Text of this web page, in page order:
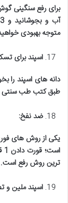
برای رفع سنگینی
متوجه بهبودی
اسپند برای
دانه های اسپند را
طبق کتب طب سنتی
ضد نفخ:
یکی از روش های
ترین روش رفع است.
اسپند ملین و